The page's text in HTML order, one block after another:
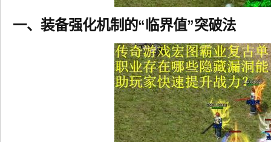
一、装备强化机制的“临界值”突破法